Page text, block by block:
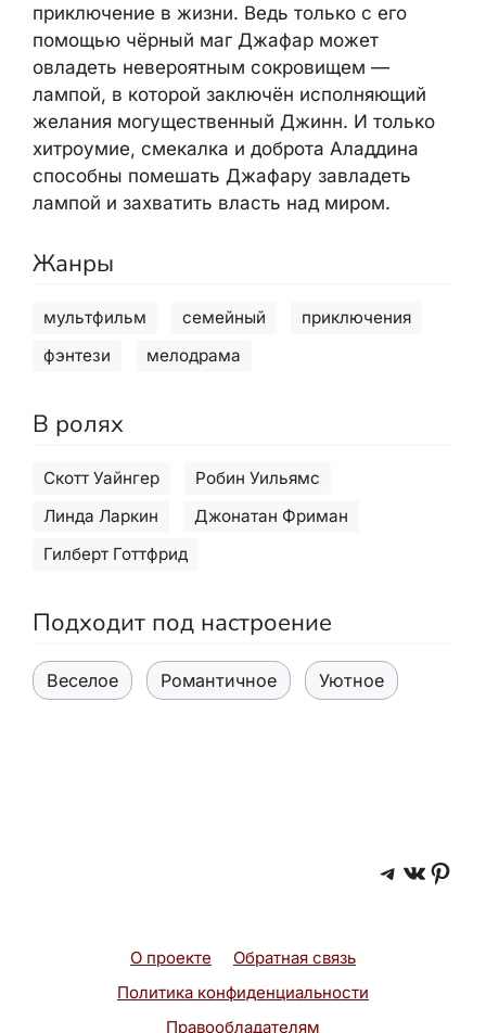
приключение в жизни. Ведь только с его
помощью чёрный маг Джафар может
овладеть невероятным сокровищем —
лампой, в которой заключён исполняющий
желания могущественный Джинн. И только
хитроумие, смекалка и доброта Аладдина
способны помешать Джафару завладеть
лампой и захватить власть над миром.
Жанры
мультфильм семейный
приключения
фэнтези
мелодрама
В ролях
Скотт Уайнгер
Робин Уильямс
Линда Ларкин
Джонатан Фриман
Гилберт Готтфрид
Подходит под настроение
Веселое Романтичное Уютное
О проекте
Обратная связь
Политика конфиденциальности
Правообладателям